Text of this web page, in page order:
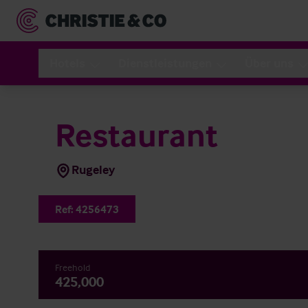
Restaurant
Rugeley
Ref: 4256473
Freehold
425,000